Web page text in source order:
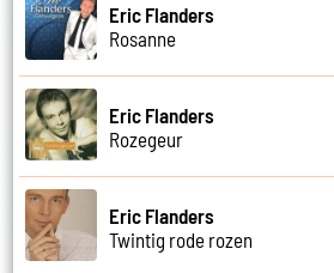
Eric Flanders
Rosanne
Eric Flanders
Rozegeur
Eric Flanders
Twintig rode rozen